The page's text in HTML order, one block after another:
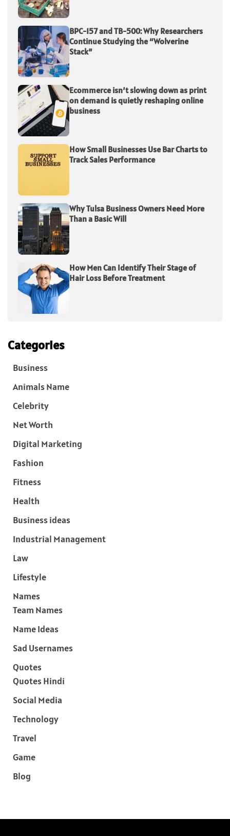
BPC-157 and TB-500: Why Researchers
Continue Studying the “Wolverine
Stack”
Ecommerce isn’t slowing down as print
on demand is quietly reshaping online
business
How Small Businesses Use Bar Charts to
Track Sales Performance
Why Tulsa Business Owners Need More
Than a Basic Will
How Men Can Identify Their Stage of
Hair Loss Before Treatment
Categories
Business
Animals Name
Celebrity
Net Worth
Digital Marketing
Fashion
Fitness
Health
Business ideas
Industrial Management
Law
Lifestyle
Names
Team Names
Name Ideas
Sad Usernames
Quotes
Quotes Hindi
Social Media
Technology
Travel
Game
Blog